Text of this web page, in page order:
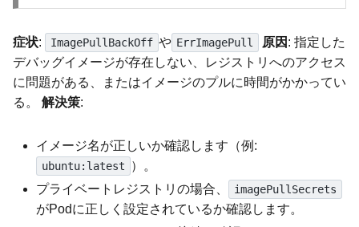
症状: ImagePullBackOff や ErrImagePull 原因 : 指定した
デバッグイメージが存在しない、レジストリへのアクセス
に問題がある、またはイメージのプルに時間がかかってい
る。 解決策:
イメージ名が正しいか確認します（例:
ubuntu:latest
）。
プライベートレジストリの場合、
imagePullSecrets
がPodに正しく設定されているか確認します。